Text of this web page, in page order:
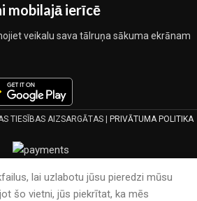
mobilajā ierīcē
veikalu sava tālruņa sākuma ekrānam
TIESĪBAS AIZSARGĀTAS | PRIVĀTUMA POLITIKA
lai uzlabotu jūsu pieredzi mūsu
šo vietni, jūs piekrītat, ka mēs